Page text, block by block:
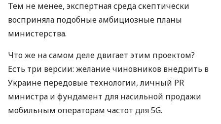
Тем не менее, экспертная среда скептически
восприняла подобные амбициозные планы
министерства.
Что же на самом деле двигает этим проектом?
Есть три версии: желание чиновников внедрить в
Украине передовые технологии, личный PR
министра и фундамент для насильной продажи
мобильным операторам частот для 5G.